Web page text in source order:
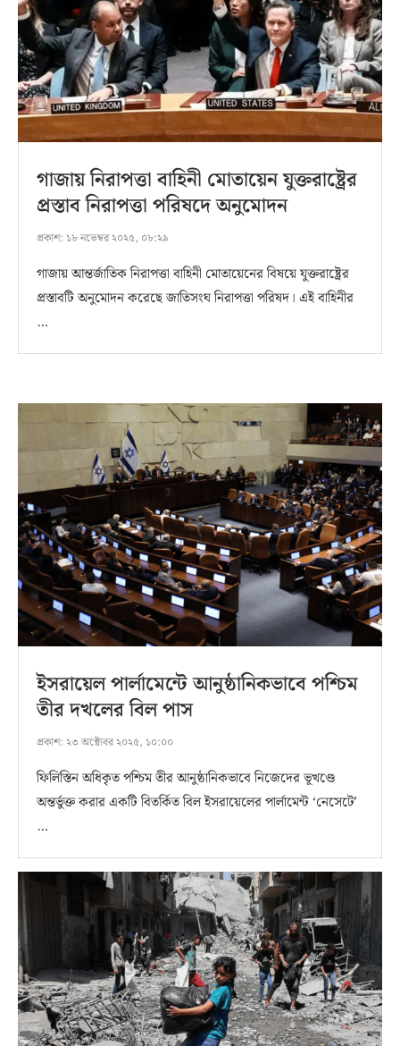
গাজায় নিরাপত্তা বাহিনী মোতায়েন যুক্তরাষ্ট্রের
প্রস্তাব নিরাপত্তা পরিষদে অনুমোদন
প্রকাশ: ১৮ নভেম্বর ২০২৫, ০৮:২৯
গাজায় আন্তর্জাতিক নিরাপত্তা বাহিনী মোতায়েনের বিষয়ে যুক্তরাষ্ট্রের
প্রস্তাবটি অনুমোদন করেছে জাতিসংঘ নিরাপত্তা পরিষদ। এই বাহিনীর
…
ইসরায়েল পার্লামেন্টে আনুষ্ঠানিকভাবে পশ্চিম
তীর দখলের বিল পাস
প্রকাশ: ২৩ অক্টোবর ২০২৫, ১০:০০
ফিলিস্তিন অধিকৃত পশ্চিম তীর আনুষ্ঠানিকভাবে নিজেদের ভূখণ্ডে
অন্তর্ভুক্ত করার একটি বিতর্কিত বিল ইসরায়েলের পার্লামেন্ট ‘নেসেটে’
…